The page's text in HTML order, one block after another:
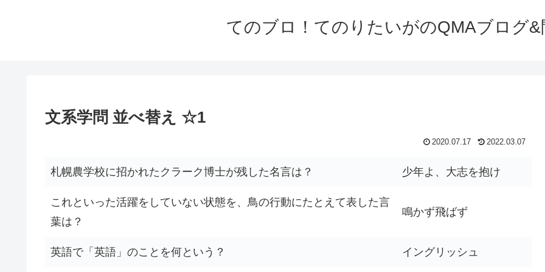
てのブロ！てのりたいがのQMAブログ&
文系学問 並べ替え ☆1
2020.07.17 2022.03.07
札幌農学校に招かれたクラーク博士が残した名言は？ 少年よ、大志を抱け
これといった活躍をしていない状態を、鳥の行動にたとえて表した言
葉は？
鳴かず飛ばず
英語で「英語」のことを何という？ イングリッシュ